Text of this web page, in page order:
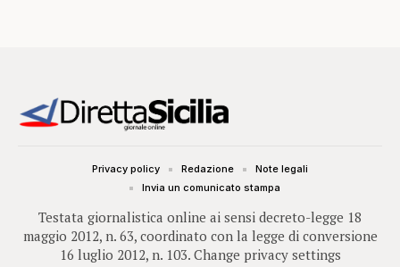
Testata giornalistica online ai sensi decreto-legge 18
maggio 2012, n. 63, coordinato con la legge di conversione
16 luglio 2012, n. 103. Change privacy settings
Privacy policy Redazione
Note legali
Invia un comunicato stampa